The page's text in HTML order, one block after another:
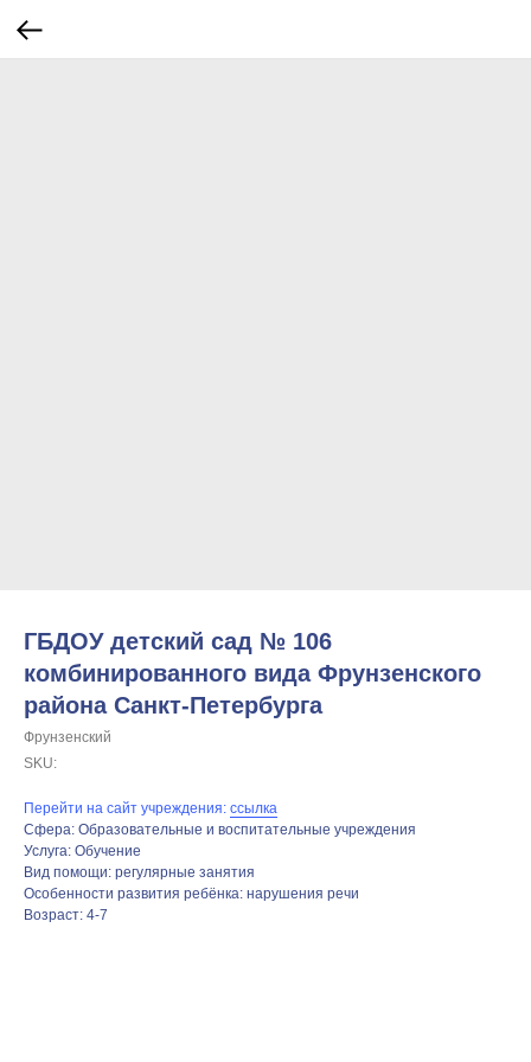
ГБДОУ детский сад № 106
комбинированного вида Фрунзенского
района Санкт-Петербурга
Фрунзенский
SKU:
Перейти на сайт учреждения: ссылка
Сфера: Образовательные и воспитательные учреждения
Услуга: Обучение
Вид помощи: регулярные занятия
Особенности развития ребёнка: нарушения речи
Возраст: 4-7